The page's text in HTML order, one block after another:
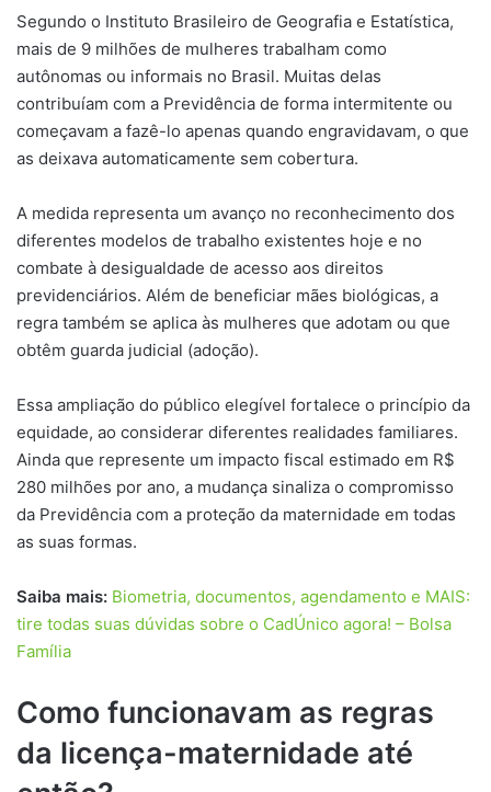
Segundo o Instituto Brasileiro de Geografia e Estatística,
mais de 9 milhões de mulheres trabalham como
autônomas ou informais no Brasil. Muitas delas
contribuíam com a Previdência de forma intermitente ou
começavam a fazê-lo apenas quando engravidavam, o que
as deixava automaticamente sem cobertura.
A medida representa um avanço no reconhecimento dos
diferentes modelos de trabalho existentes hoje e no
combate à desigualdade de acesso aos direitos
previdenciários. Além de beneficiar mães biológicas, a
regra também se aplica às mulheres que adotam ou que
obtêm guarda judicial (adoção).
Essa ampliação do público elegível fortalece o princípio da
equidade, ao considerar diferentes realidades familiares.
Ainda que represente um impacto fiscal estimado em R$
280 milhões por ano, a mudança sinaliza o compromisso
da Previdência com a proteção da maternidade em todas
as suas formas.
Saiba mais: Biometria, documentos, agendamento e MAIS:
tire todas suas dúvidas sobre o CadÚnico agora! – Bolsa
Família
Como funcionavam as regras
da licença-maternidade até